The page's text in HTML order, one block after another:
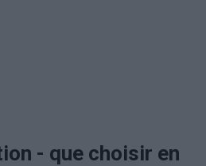
- que choisir en